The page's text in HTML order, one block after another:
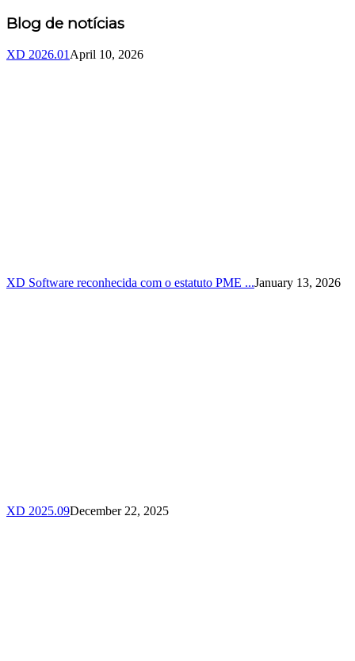
Blog de notícias
XD 2026.01 April 10, 2026
XD Software reconhecida com o estatuto PME ...January 13, 2026
XD 2025.09December 22, 2025